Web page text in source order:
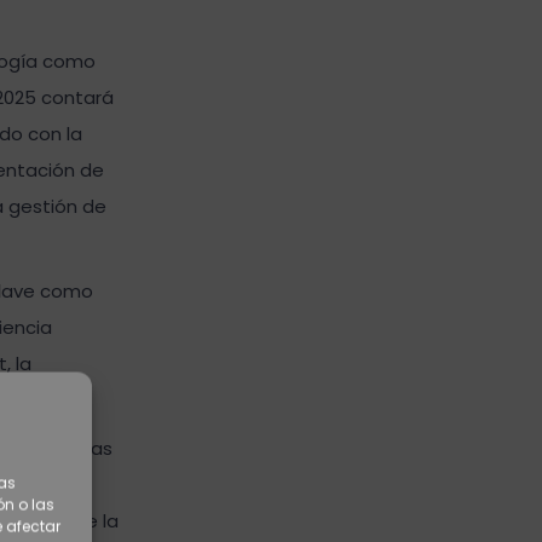
o las
afectar
como
contará
con la
de
gestión de
como
la
a las
el
de la